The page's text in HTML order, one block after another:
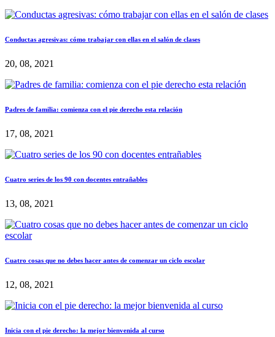
Conductas agresivas: cómo trabajar con ellas en el salón de clases
20, 08, 2021
Padres de familia: comienza con el pie derecho esta relación
17, 08, 2021
Cuatro series de los 90 con docentes entrañables
13, 08, 2021
Cuatro cosas que no debes hacer antes de comenzar un ciclo escolar
12, 08, 2021
Inicia con el pie derecho: la mejor bienvenida al curso